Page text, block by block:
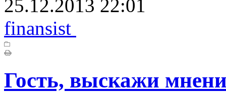
25.12.2013 22:01
finansist
Гость, выскажи